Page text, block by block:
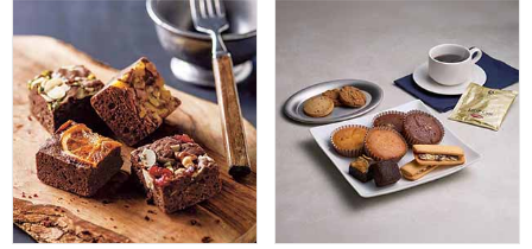
ホシフルーツ ナッツとドライフルーツの贅沢ブラウニー 6